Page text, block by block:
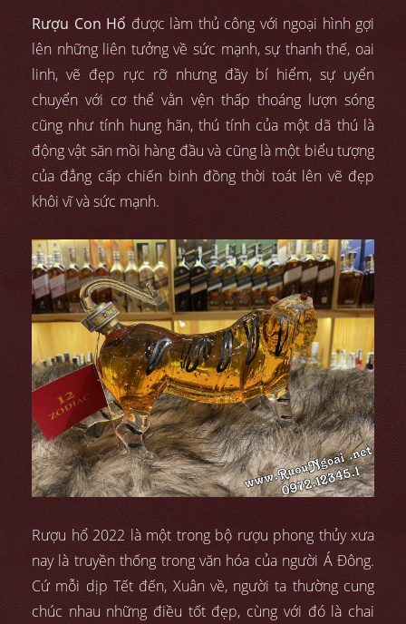
Rượu Con Hổ được làm thủ công với ngoại hình gợi
lên những liên tưởng về sức mạnh, sự thanh thế, oai
linh, vẽ đẹp rực rỡ nhưng đầy bí hiểm, sự uyển
chuyển với cơ thể vằn vện thấp thoáng lượn sóng
cũng như tính hung hãn, thú tính của một dã thú là
động vật săn mồi hàng đầu và cũng là một biểu tượng
của đẳng cấp chiến binh đồng thời toát lên vẽ đẹp
khôi vĩ và sức mạnh.
Rượu hổ 2022 là một trong bộ rượu phong thủy xưa
nay là truyền thống trong văn hóa của người Á Đông.
Cứ mỗi dịp Tết đến, Xuân về, người ta thường cung
chúc nhau những điều tốt đẹp, cùng với đó là chai